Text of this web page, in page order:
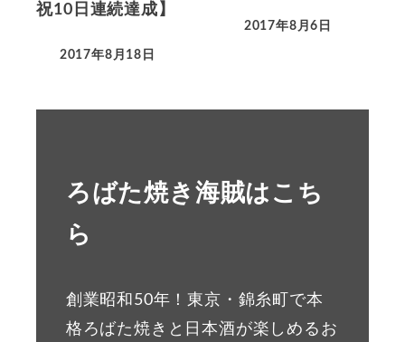
祝10日連続達成】
2017年8月18日
2017年8月6日
ろばた焼き海賊はこち
ら
創業昭和50年！東京・錦糸町で本
格ろばた焼きと日本酒が楽しめるお